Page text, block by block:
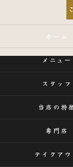
ホーム
メニュー
スタッフ
当店の特
専門店
テイクアウ